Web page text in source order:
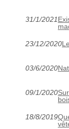
31/1/2021
23/12/2020
03/6/2020
09/1/2020
18/8/2019